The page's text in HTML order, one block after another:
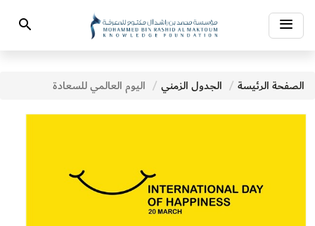
Toggle
navigation
Search
الصفحة الرئيسة الجدول الزمني اليوم العالمي للسعادة